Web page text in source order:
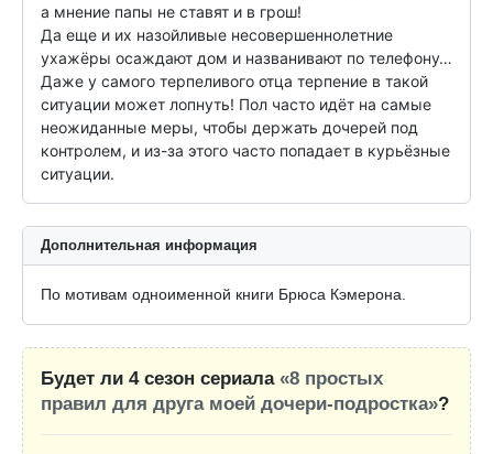
а мнение папы не ставят и в грош!
Да еще и их назойливые несовершеннолетние
ухажёры осаждают дом и названивают по телефону…
Даже у самого терпеливого отца терпение в такой
ситуации может лопнуть! Пол часто идёт на самые
неожиданные меры, чтобы держать дочерей под
контролем, и из-за этого часто попадает в курьёзные
ситуации.
Дополнительная информация
По мотивам одноименной книги Брюса Кэмерона.
Будет ли 4 сезон сериала «8 простых
правил для друга моей дочери-подростка»?